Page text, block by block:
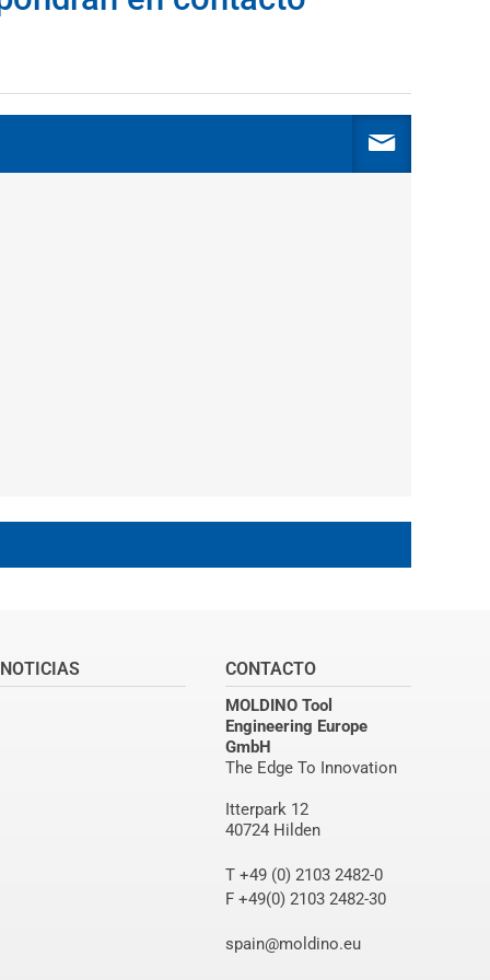
NOTICIAS CONTACTO
MOLDINO Tool
Engineering Europe
GmbH
The Edge To Innovation
Itterpark 12
40724 Hilden
T +49 (0) 2103 2482-0
F +49(0) 2103 2482-30
spain@moldino.eu